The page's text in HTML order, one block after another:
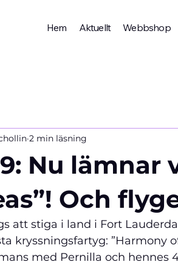
Hem Aktuellt Webbshop
Nu lämnar
Och
2 min läsning
att stiga i land i Fort
kryssningsfartyg: ”Harmony
med Pernilla och hennes